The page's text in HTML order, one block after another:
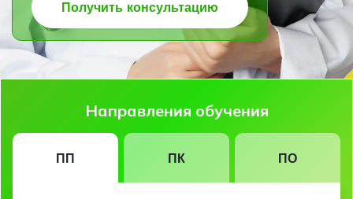
Получить консультацию
Направления обучения
ПП ПК ПО